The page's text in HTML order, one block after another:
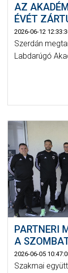
AZ
ÉVÉT
2026-06-12
Szerdán
Labdarúgó
PARTNERI
A
2026-06-05
Szakmai